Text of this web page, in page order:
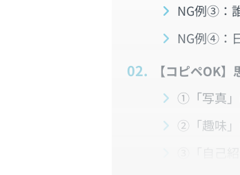
NG例③：
NG例④：
2.
【コピペOK
①「写真
②「趣味